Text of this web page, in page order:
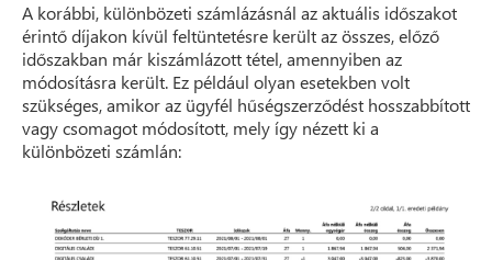
A korábbi, különbözeti számlázásnál az aktuális időszakot
érintő díjakon kívül feltüntetésre került az összes, előző
időszakban már kiszámlázott tétel, amennyiben az
módosításra került. Ez például olyan esetekben volt
szükséges, amikor az ügyfél hűségszerződést hosszabbított
vagy csomagot módosított, mely így nézett ki a
különbözeti számlán: